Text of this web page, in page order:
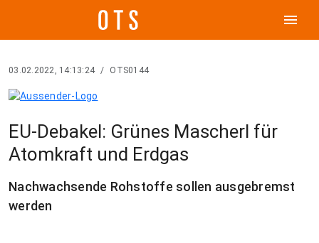
menu
03.02.2022, 14:13:24 / OTS0144
EU-Debakel: Grünes Mascherl für
Atomkraft und Erdgas
Nachwachsende Rohstoffe sollen ausgebremst
werden